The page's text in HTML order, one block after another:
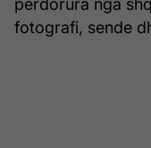
përdorura nga
fotografi, sende